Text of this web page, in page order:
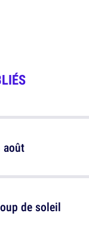
août
de soleil